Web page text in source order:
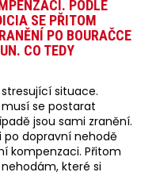
PODLE
SE PŘITOM
PO BOURAČCE
CO TEDY
situace.
se postarat
jsou sami zranění.
po dopravní nehodě
kompenzaci. Přitom
které si